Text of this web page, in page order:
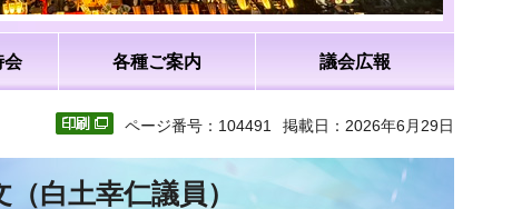
会 各種ご案内 議会広報
ページ番号：104491 掲載日：2026年6月29日
白土幸仁議員）